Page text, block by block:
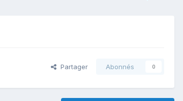
Partager Abonnés 0